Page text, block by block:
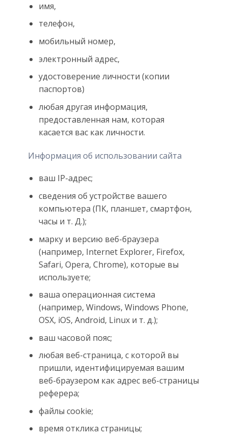
имя,
телефон,
мобильный номер,
электронный адрес,
удостоверение личности (копии
паспортов)
любая другая информация,
предоставленная нам, которая
касается вас как личности.
Информация об использовании сайта
ваш IP-адрес;
сведения об устройстве вашего
компьютера (ПК, планшет, смартфон,
часы и т. Д.);
марку и версию веб-браузера
(например, Internet Explorer, Firefox,
Safari, Opera, Chrome), которые вы
используете;
ваша операционная система
(например, Windows, Windows Phone,
OSX, iOS, Android, Linux и т. д.);
ваш часовой пояс;
любая веб-страница, с которой вы
пришли, идентифицируемая вашим
веб-браузером как адрес веб-страницы
реферера;
файлы cookie;
время отклика страницы;